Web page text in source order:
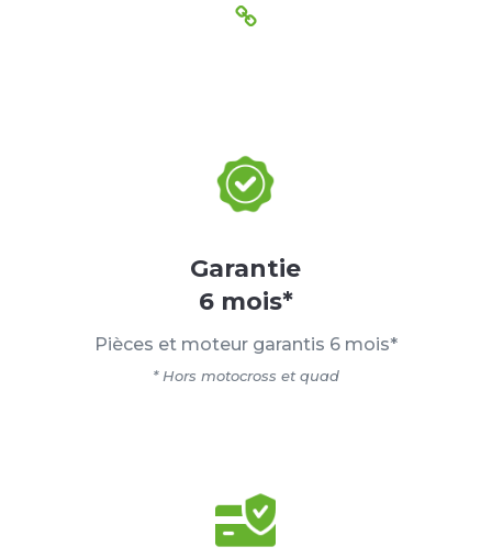
Garantie
6 mois*
Pièces et moteur garantis 6 mois*
* Hors motocross et quad